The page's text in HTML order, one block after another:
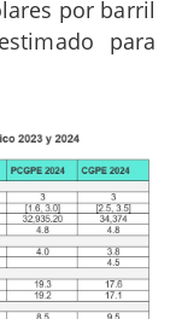
por barril
para